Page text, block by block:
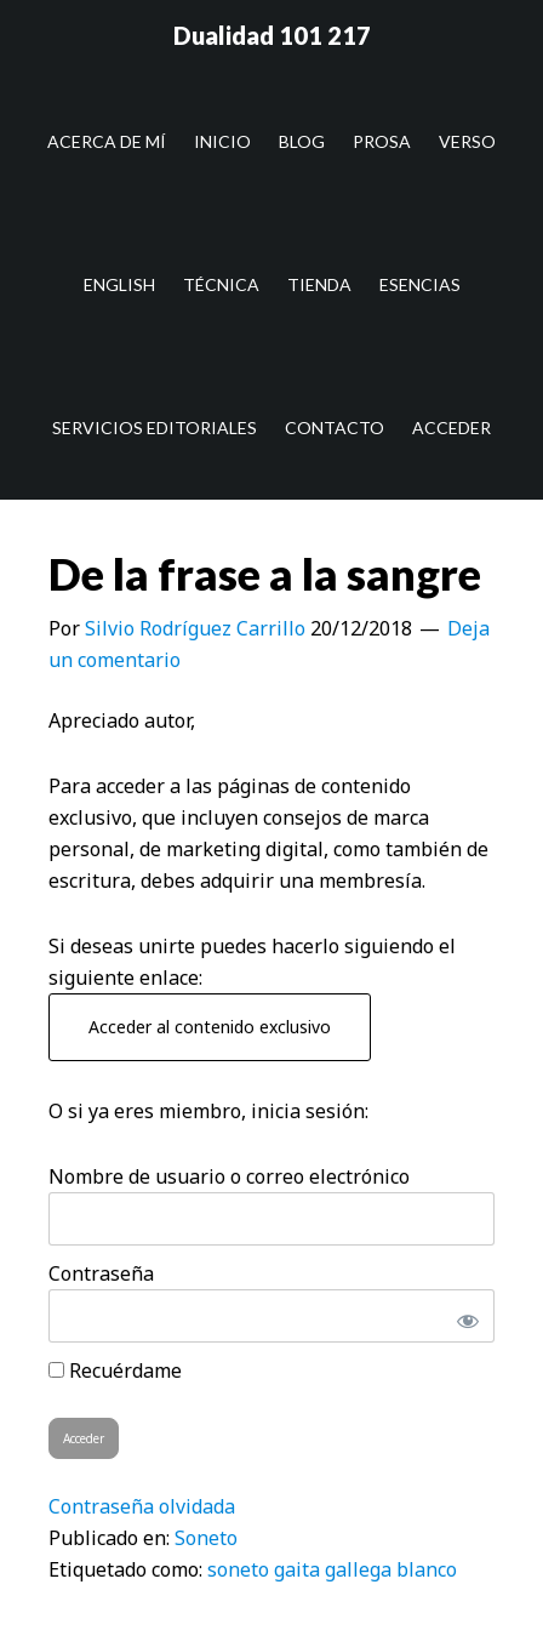
lateral
Dualidad 101 217
ACERCA DE MÍ INICIO BLOG PROSA VERSO
ENGLISH TÉCNICA TIENDA ESENCIAS
SERVICIOS EDITORIALES CONTACTO ACCEDER
De la frase a la sangre
PorSilvio Rodríguez Carrillo 20/12/2018
Deja
un comentario
Apreciado autor,
Para acceder a las páginas de contenido
exclusivo, que incluyen consejos de marca
personal, de marketing digital, como también de
escritura, debes adquirir una membresía.
Si deseas unirte puedes hacerlo siguiendo el
siguiente enlace:
Acceder al contenido exclusivo
O si ya eres miembro, inicia sesión:
Nombre de usuario o correo electrónico
Contraseña
Recuérdame
Contraseña olvidada
Publicado en: Soneto
Etiquetado como: soneto gaita gallega blanco